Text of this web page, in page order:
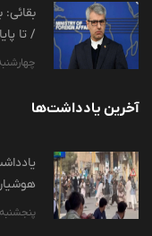
/ تا
چهارشنبه، 14 اسد
آخرین یادداشت‌ها
پنجشنبه، 21 جوزا